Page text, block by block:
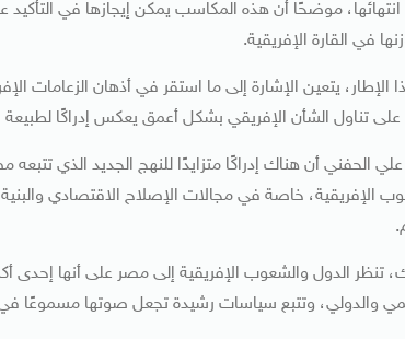
موضحًا أن هذه المكاسب يمكن إيجازها في التأكيد
في القارة الإفريقية.
الإطار، يتعين الإشارة إلى ما استقر في أذهان الزعامات
تناول الشأن الإفريقي بشكل أعمق يعكس إدراكًا لطبيعة
الحفني أن هناك إدراكًا متزايدًا للنهج الجديد الذي تتبعه
الإفريقية، خاصة في مجالات الإصلاح الاقتصادي
تنظر الدول والشعوب الإفريقية إلى مصر على أنها إحدى
والدولي، وتتبع سياسات رشيدة تجعل صوتها مسموعًا